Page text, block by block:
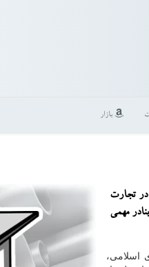
بازار
در تجارت
مهمی
اسلامی،